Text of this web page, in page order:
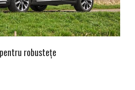
robustețe